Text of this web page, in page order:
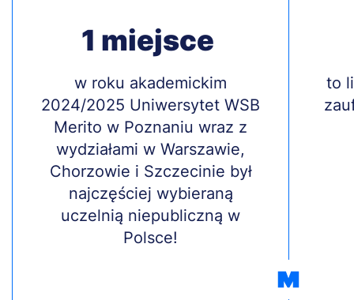
1 miejsce
Treśćw roku akademickim
2024/2025 Uniwersytet WSB
Merito w Poznaniu wraz z
wydziałami w Warszawie,
Chorzowie i Szczecinie był
najczęściej wybieraną
uczelnią niepubliczną w
Polsce!
to